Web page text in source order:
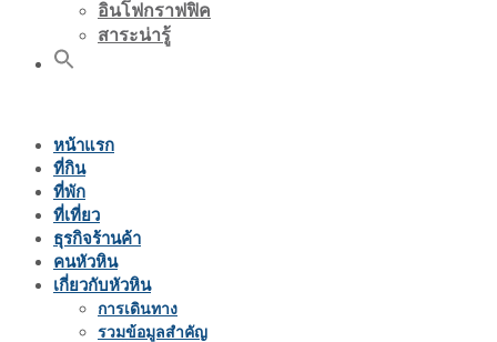
อินโฟกราฟฟิค
สาระน่ารู้
หน้าแรก
ที่กิน
ที่พัก
ที่เที่ยว
ธุรกิจร้านค้า
คนหัวหิน
เกี่ยวกับหัวหิน
การเดินทาง
รวมข้อมูลสำคัญ